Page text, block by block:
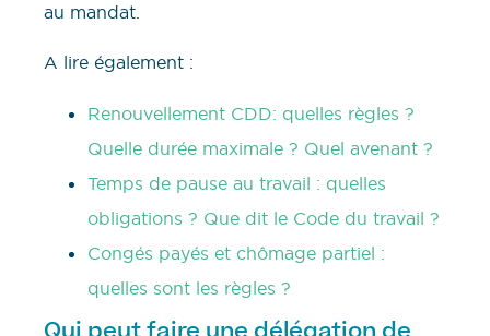
au mandat.
A lire également :
Renouvellement CDD: quelles règles ?
Quelle durée maximale ? Quel avenant ?
Temps de pause au travail : quelles
obligations ? Que dit le Code du travail ?
Congés payés et chômage partiel :
quelles sont les règles ?